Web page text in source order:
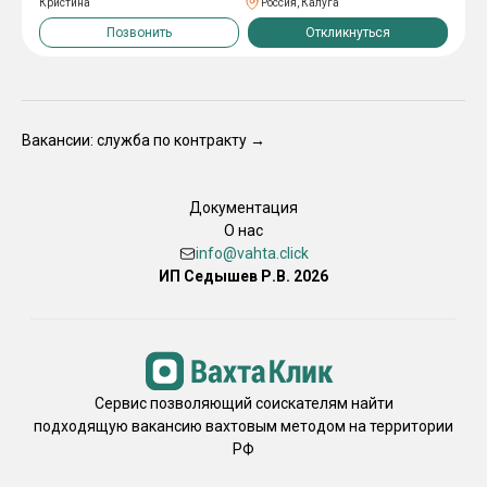
инвентаризациях и учёте товара Поддержание чистоты и уюта в
зале Оформление простых документов
Позвонить Откликнуться
Вакансии: служба по контракту →
Документация
О нас
info@vahta.click
ИП Седышев Р.В. 2026
Сервис позволяющий соискателям найти
подходящую вакансию вахтовым методом на территории
РФ